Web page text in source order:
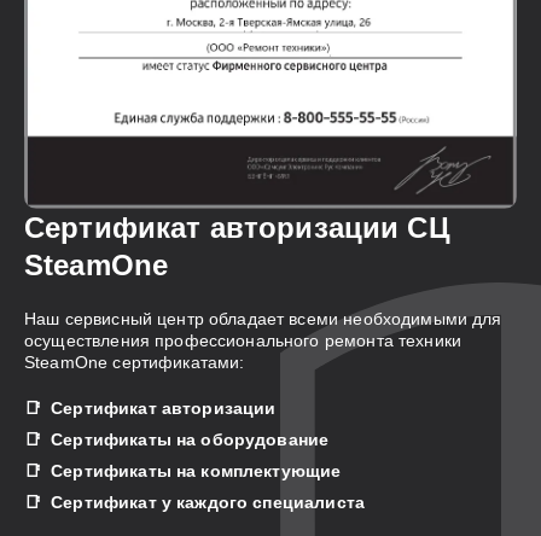
Сертификат авторизации СЦ
SteamOne
Наш сервисный центр обладает всеми необходимыми для
осуществления профессионального ремонта техники
SteamOne сертификатами:
Сертификат авторизации
Сертификаты на оборудование
Сертификаты на комплектующие
Сертификат у каждого специалиста